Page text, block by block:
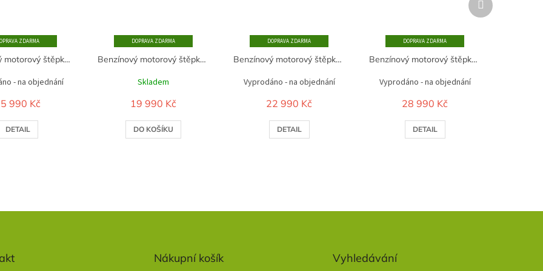
ZDARMA
Benzínový motorový štěpkovač ATHOS 1006
- na objednání
990 Kč
DETAIL
ZDARMA
Benzínový motorový štěpkovač ATHOS 1008
Skladem
19 990 Kč
DO KOŠÍKU
ZDARMA
Benzínový motorový štěpkovač ATHOS 1009
Vyprodáno - na objednání
22 990 Kč
DETAIL
ZDARMA
Benzínový motorový štěpkovač ATHOS 1007
Vyprodáno - na objednání
28 990 Kč
DETAIL
produkt
Nákupní košík Vyhledávání